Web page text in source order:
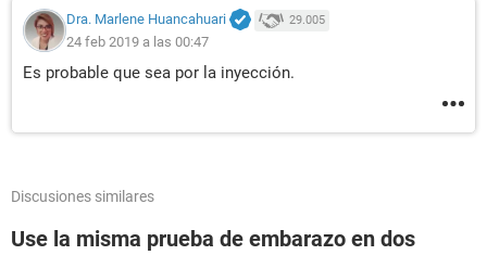
Dra. Marlene Huancahuari 29.005
24 feb 2019 a las 00:47
Es probable que sea por la inyección.
Discusiones similares
Use la misma prueba de embarazo en dos